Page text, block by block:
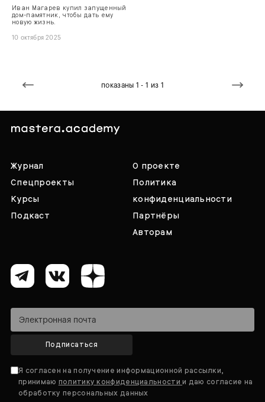
Иван Магарев купил запущенный
дом-памятник, чтобы дать ему
новую жизнь.
10 октября 2025
показаны 1 - 1 из 1
Журнал
Спецпроекты
Курсы
Подкаст
О проекте
Политика
конфиденциальности
Партнёры
Авторам
Подписаться
Я согласен на получение информационной рассылки,
принимаю политику конфиденциальностии даю согласие на
обработку персональных данных